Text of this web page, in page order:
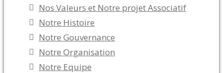
Nos Valeurs et Notre projet Associatif
Notre Histoire
Notre Gouvernance
Notre Organisation
Notre Equipe